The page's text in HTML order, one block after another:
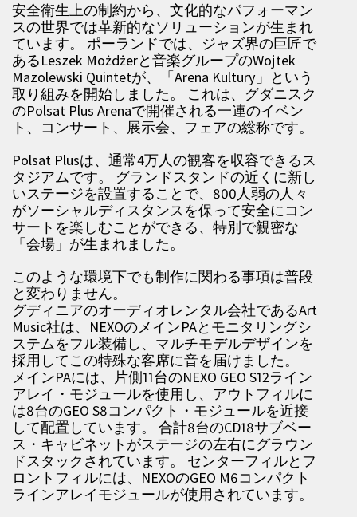
安全衛生上の制約から、文化的なパフォーマン
スの世界では革新的なソリューションが生まれ
ています。 ポーランドでは、ジャズ界の巨匠で
あるLeszek Możdżerと音楽グループのWojtek
Mazolewski Quintetが、「Arena Kultury」という
取り組みを開始しました。 これは、グダニスク
のPolsat Plus Arenaで開催される一連のイベン
ト、コンサート、展示会、フェアの総称です。
Polsat Plusは、通常4万人の観客を収容できるス
タジアムです。 グランドスタンドの近くに新し
いステージを設置することで、800人弱の人々
がソーシャルディスタンスを保って安全にコン
サートを楽しむことができる、特別で親密な
「会場」が生まれました。
このような環境下でも制作に関わる事項は普段
と変わりません。
グディニアのオーディオレンタル会社であるArt
Music社は、NEXOのメインPAとモニタリングシ
ステムをフル装備し、マルチモデルデザインを
採用してこの特殊な客席に音を届けました。
メインPAには、片側11台のNEXO GEO S12ライン
アレイ・モジュールを使用し、アウトフィルに
は8台のGEO S8コンパクト・モジュールを近接
して配置しています。 合計8台のCD18サブベー
ス・キャビネットがステージの左右にグラウン
ドスタックされています。 センターフィルとフ
ロントフィルには、NEXOのGEO M6コンパクト
ラインアレイモジュールが使用されています。